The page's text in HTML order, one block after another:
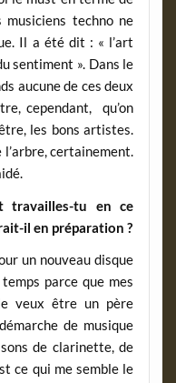
techno ne
Il a été dit : « l’art
sentiment ». Dans le
aucune de ces deux
cependant, qu’on
les bons artistes.
certainement.
travailles-tu en ce
il en préparation ?
un nouveau disque
parce que mes
veux être un père
de musique
de clarinette, de
ce qui me semble le